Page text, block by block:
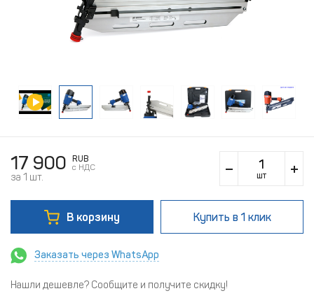
17 900
RUB
c НДС
за 1 шт. шт
В корзину Купить в 1 клик
Заказать через WhatsApp
Нашли дешевле? Сообщите и получите скидку!